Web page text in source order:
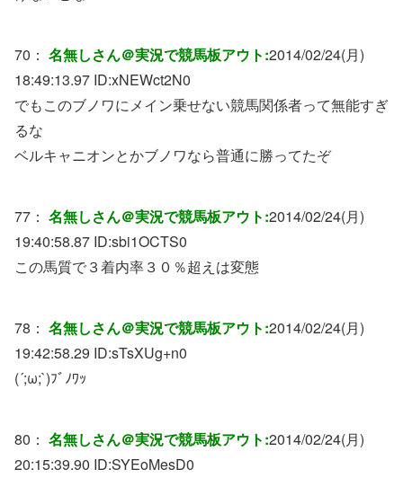
70： 名無しさん＠実況で競馬板アウト:2014/02/24(月)
18:49:13.97 ID:xNEWct2N0
でもこのブノワにメイン乗せない競馬関係者って無能すぎ
るな
ベルキャニオンとかブノワなら普通に勝ってたぞ
77： 名無しさん＠実況で競馬板アウト:2014/02/24(月)
19:40:58.87 ID:sbi1OCTS0
この馬質で３着内率３０％超えは変態
78： 名無しさん＠実況で競馬板アウト:2014/02/24(月)
19:42:58.29 ID:sTsXUg+n0
(´;ω;`)ﾌﾞﾉﾜｯ
80： 名無しさん＠実況で競馬板アウト:2014/02/24(月)
20:15:39.90 ID:SYEoMesD0